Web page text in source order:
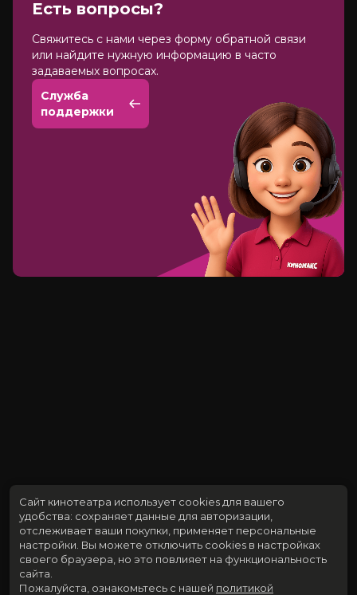
Есть вопросы?
Cвяжитесь с нами через форму обратной связи
или найдите нужную информацию в часто
задаваемых вопросах.
Служба
поддержки
Сайт кинотеатра использует cookies для вашего
удобства: сохраняет данные для авторизации,
отслеживает ваши покупки, применяет персональные
настройки. Вы можете отключить cookies в настройках
своего браузера, но это повлияет на функциональность
сайта.
Пожалуйста, ознакомьтесь с нашей политикой